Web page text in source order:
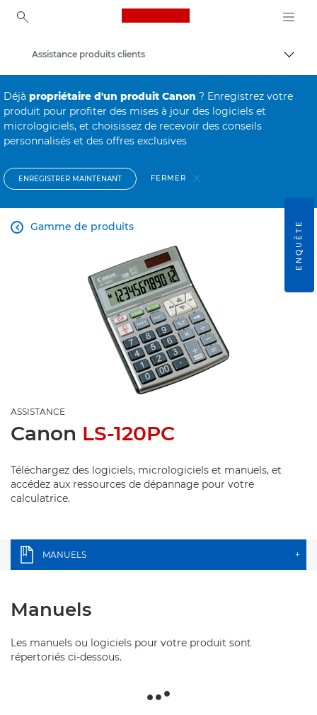
Canon Logo, back to
Assistance produits clients
Déjà propriétaire d'un produit Canon ? Enregistrez votre
produit pour profiter des mises à jour des logiciels et
micrologiciels, et choisissez de recevoir des conseils
personnalisés et des offres exclusives
ENREGISTRER MAINTENANT FERMER
Gamme de produits

ASSISTANCE
Canon LS-120PC
Téléchargez des logiciels, micrologiciels et manuels, et
accédez aux ressources de dépannage pour votre
calculatrice.
MANUELS +
Manuels
Les manuels ou logiciels pour votre produit sont
répertoriés ci-dessous.
ENQUÊTE